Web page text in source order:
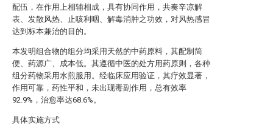
配伍，在作用上相辅相成，具有协同作用，共奏辛凉解
表、发散风热、止咳利咽、解毒消肿之功效，对风热感冒
达到标本兼治的目的。
本发明组合物的组分均采用天然的中药原料，其配制简
便、药源广、成本低。其遵循中医的处方用药原则，各种
组分药物采用水煎服用。经临床应用验证，其疗效显著，
作用可靠，药性平和，未出现毒副作用，总有效率
92.9%，治愈率达68.6%。
具体实施方式